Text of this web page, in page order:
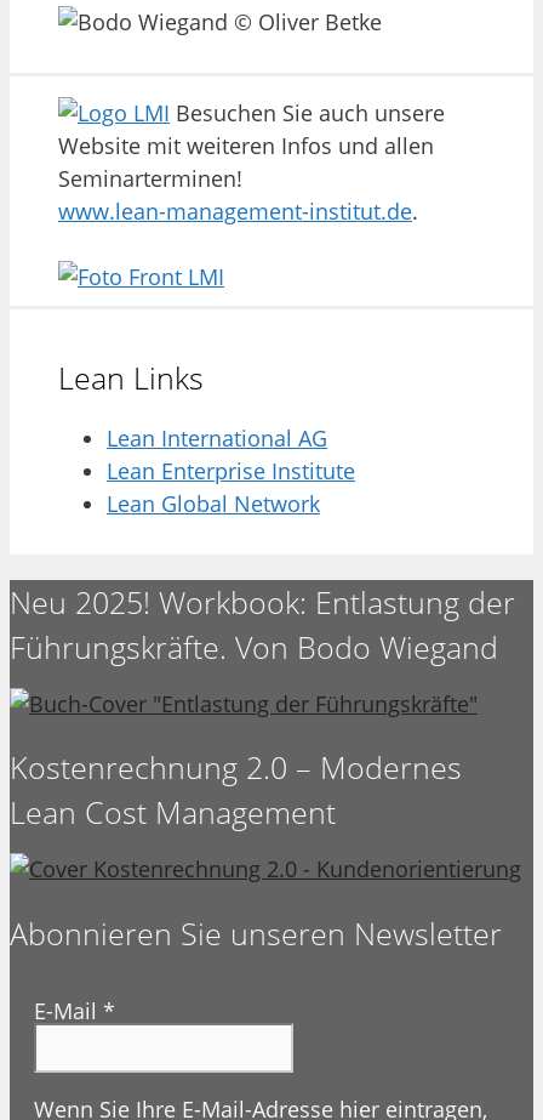
Besuchen Sie auch unsere
Website mit weiteren Infos und allen
Seminarterminen!
www.lean-management-institut.de.
Lean Links
Lean International AG
Lean Enterprise Institute
Lean Global Network
Neu 2025! Workbook: Entlastung der
Führungskräfte. Von Bodo Wiegand
Kostenrechnung 2.0 – Modernes
Lean Cost Management
Abonnieren Sie unseren Newsletter
E-Mail *
Wenn Sie Ihre E-Mail-Adresse hier eintragen,